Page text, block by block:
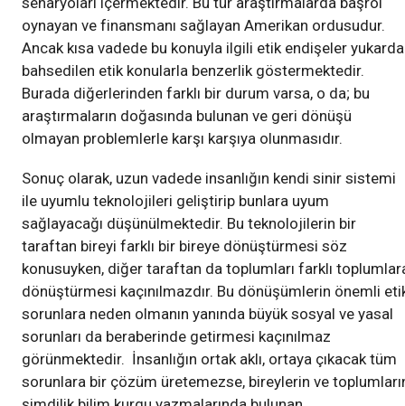
oynayan ve finansmanı sağlayan Amerikan ordusudur.
Ancak kısa vadede bu konuyla ilgili etik endişeler yukarda
bahsedilen etik konularla benzerlik göstermektedir.
Burada diğerlerinden farklı bir durum varsa, o da; bu
araştırmaların doğasında bulunan ve geri dönüşü
olmayan problemlerle karşı karşıya olunmasıdır.
Sonuç olarak, uzun vadede insanlığın kendi sinir sistemi
ile uyumlu teknolojileri geliştirip bunlara uyum
sağlayacağı düşünülmektedir. Bu teknolojilerin bir
taraftan bireyi farklı bir bireye dönüştürmesi söz
konusuyken, diğer taraftan da toplumları farklı
dönüştürmesi kaçınılmazdır. Bu dönüşümlerin önemli
sorunlara neden olmanın yanında büyük sosyal ve yasal
sorunları da beraberinde getirmesi kaçınılmaz
görünmektedir. İnsanlığın ortak aklı, ortaya çıkacak tüm
sorunlara bir çözüm üretemezse, bireylerin ve